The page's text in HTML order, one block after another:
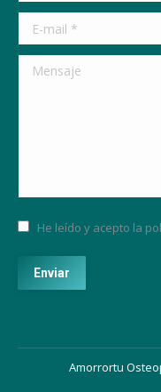
E-mail *
Mensaje
He leído y acepto la
Enviar
Amorrortu